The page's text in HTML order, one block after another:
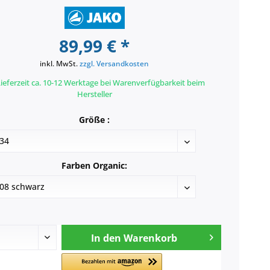
89,99 € *
inkl. MwSt.zzgl. Versandkosten
ca. 10-12 Werktage bei Warenverfügbarkeit beim
Hersteller
Größe :
Farben Organic:
In den Warenkorb